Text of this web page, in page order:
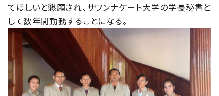
てほしいと懇願され、サワンナケート大学の学長秘書と
して数年間勤務することになる。